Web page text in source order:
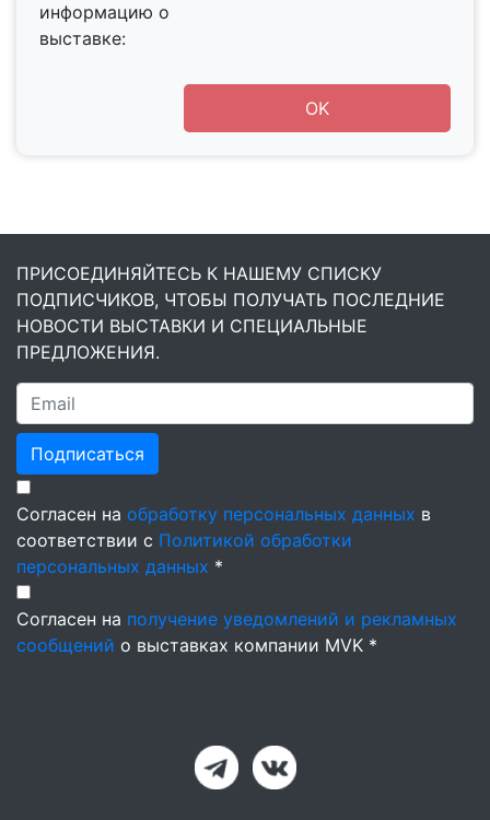
информацию о
выставке:
ПРИСОЕДИНЯЙТЕСЬ К НАШЕМУ СПИСКУ
ПОДПИСЧИКОВ, ЧТОБЫ ПОЛУЧАТЬ ПОСЛЕДНИЕ
НОВОСТИ ВЫСТАВКИ И СПЕЦИАЛЬНЫЕ
ПРЕДЛОЖЕНИЯ.
Подписаться
Согласен на обработку персональных данных в
соответствии с Политикой обработки
персональных данных *
Согласен на получение уведомлений и рекламных
сообщений о выставках компании MVK *